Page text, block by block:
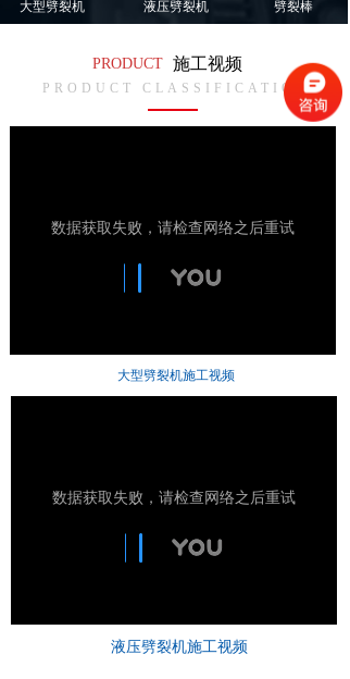
PRODUCT 施工视频
PRODUCT CLASSIFICATION
大型劈裂机 液压劈裂机 劈裂棒
液压劈裂机施工视频
大型劈裂机施工视频